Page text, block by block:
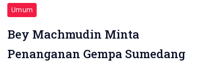
Umum
Bey Machmudin Minta
Penanganan Gempa Sumedang